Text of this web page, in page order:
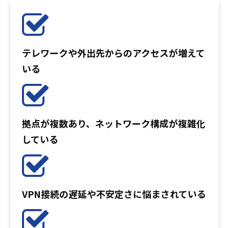
テレワークや外出先からのアクセスが増えて
いる
拠点が複数あり、ネットワーク構成が複雑化
している
VPN接続の遅延や不安定さに悩まされている